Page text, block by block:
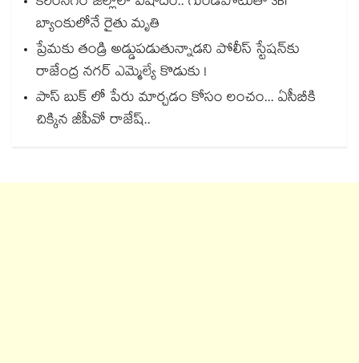
బ్యాంకులోనే రైతు మృతి
ప్రేమకు తండ్రి అడ్డుపడుతున్నాడని పోలీస్ స్టేషన్⁪కు
రాజేంద్ర నగర్ ఎమ్మెల్యే కొడుకు !
పాస్ బుక్ లో పేరు మార్చడం కోసం లంచం... ఏసీబీకి
చిక్కిన జీపీవో రాజేష్..